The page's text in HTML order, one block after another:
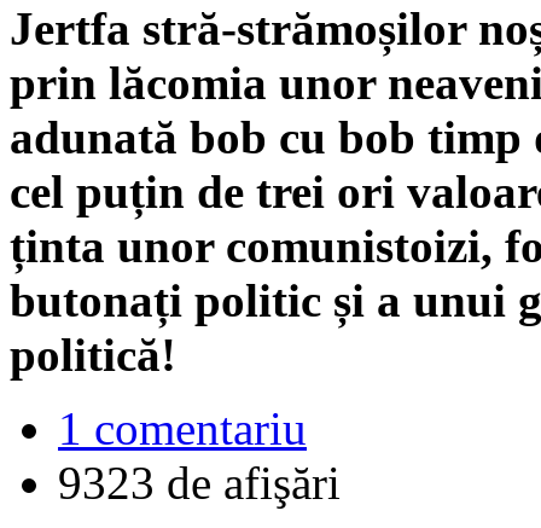
Jertfa stră-strămoșilor
prin lăcomia unor
adunată bob cu bob timp
cel puțin de trei ori
ținta unor comunistoizi,
butonați politic și a unui
politică!
1 comentariu
9323 de afişări